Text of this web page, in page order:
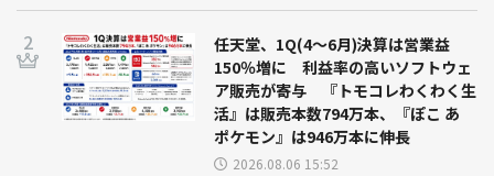
任天堂、1Q(4～6月)決算は営業益
150％増に 利益率の高いソフトウェ
ア販売が寄与 『トモコレわくわく生
活』は販売本数794万本、『ぽこ あ
ポケモン』は946万本に伸長
2026.08.06 15:52